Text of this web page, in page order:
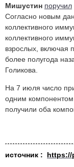
Мишустин поручил
Согласно новым
коллективного
коллективного
взрослых, включая
более полугода
Голикова.
На 7 июля число
одним
получили оба
источник : https://